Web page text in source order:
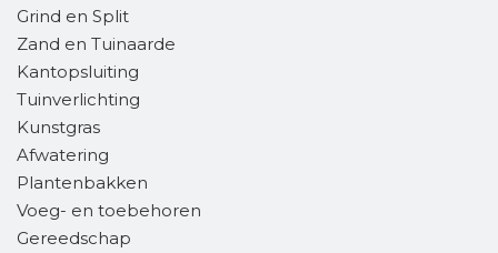
Grind en Split
Zand en Tuinaarde
Kantopsluiting
Tuinverlichting
Kunstgras
Afwatering
Plantenbakken
Voeg- en toebehoren
Gereedschap